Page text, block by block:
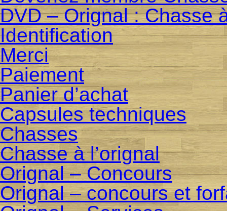
DVD – Orignal : Chasse
Identification
Merci
Paiement
Panier d’achat
Capsules techniques
Chasses
Chasse à l’orignal
Orignal – Concours
Orignal – concours et